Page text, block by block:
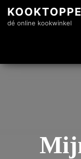
dé online kookwinkel